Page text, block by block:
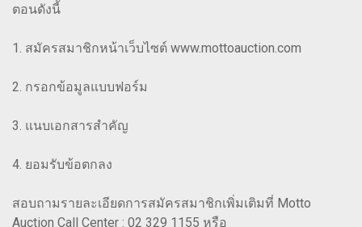
ตอนดังนี้
1. สมัครสมาชิกหน้าเว็บไซต์ www.mottoauction.com
2. กรอกข้อมูลแบบฟอร์ม
3. แนบเอกสารสำคัญ
4. ยอมรับข้อตกลง
สอบถามรายละเอียดการสมัครสมาชิกเพิ่มเติมที่ Motto
Auction Call Center : 02 329 1155​ หรือ